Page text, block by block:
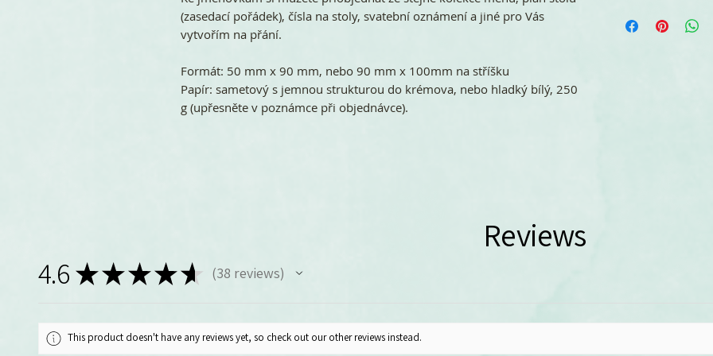
(zasedací pořádek), čísla na stoly, svatební oznámení a jiné pro Vás
vytvořím na přání.
Formát: 50 mm x 90 mm, nebo 90 mm x 100mm na stříšku
Papír: sametový s jemnou strukturou do krémova, nebo hladký bílý, 250
g (upřesněte v poznámce při objednávce).
verze můžete
bez příplatku od
Reviews
4.6 ★★★★★ 38 reviews
38
This product doesn't have any reviews yet, so check out our other reviews instead.